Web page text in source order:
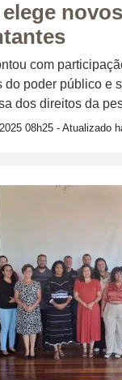
novos
com
do poder público e
dos direitos da
08h25 - Atualizado